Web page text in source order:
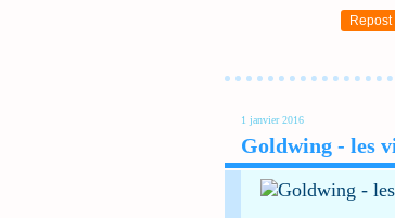
Repost
1 janvier 2016
Goldwing - les